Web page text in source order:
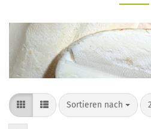
Sortieren nach
Sortieren nach